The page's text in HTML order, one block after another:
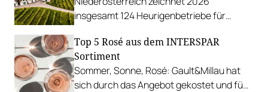
insgesamt 124 Heurigenbetriebe für
Top 5 Rosé aus dem INTERSPAR
Sortiment
Sommer, Sonne, Rosé: Gault&Millau hat
sich durch das Angebot gekostet und fünf